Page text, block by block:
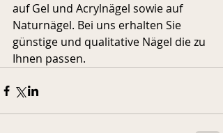
auf Gel und Acrylnägel sowie auf
Naturnägel. Bei uns erhalten Sie
günstige und qualitative Nägel die zu
Ihnen passen.